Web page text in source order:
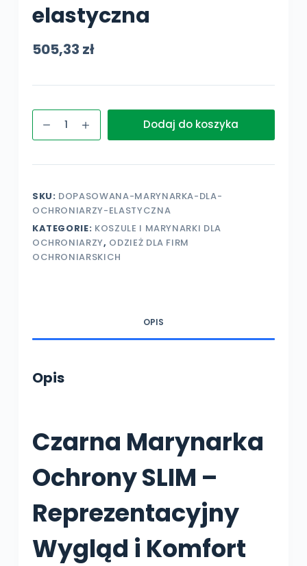
elastyczna
505,33 zł
Dopasowana
dla
–
elastyczna
Dodaj do koszyka
SKU: DOPASOWANA-MARYNARKA-DLA-
OCHRONIARZY-ELASTYCZNA
KATEGORIE: KOSZULE I MARYNARKI DLA
OCHRONIARZY, ODZIEŻ DLA FIRM
OCHRONIARSKICH
OPIS
Opis
Czarna Marynarka
Ochrony SLIM –
Reprezentacyjny
Wygląd i Komfort